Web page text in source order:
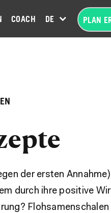
COACH DEUTSCH (DE)
PLAN
der ersten
durch ihre positive
Flohsamenschalen